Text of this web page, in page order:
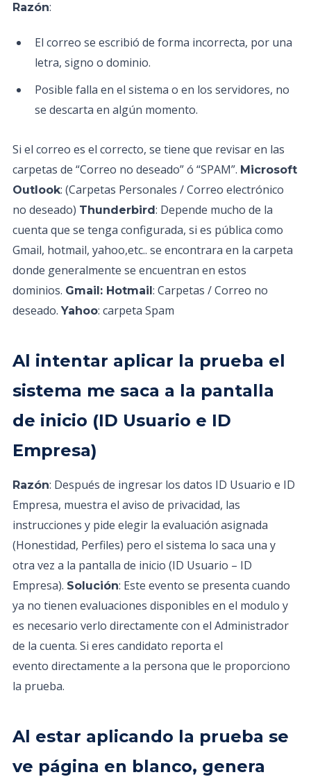
Razón:
El correo se escribió de forma incorrecta, por una
letra, signo o dominio.
Posible falla en el sistema o en los servidores, no
se descarta en algún momento.
Si el correo es el correcto, se tiene que revisar en las
carpetas de “Correo no deseado” ó “SPAM”. Microsoft
Outlook: (Carpetas Personales / Correo electrónico
no deseado) Thunderbird: Depende mucho de la
cuenta que se tenga configurada, si es pública como
Gmail, hotmail, yahoo,etc.. se encontrara en la carpeta
donde generalmente se encuentran en estos
dominios. Gmail: Hotmail: Carpetas / Correo no
deseado. Yahoo: carpeta Spam
Al intentar aplicar la prueba el
sistema me saca a la pantalla
de inicio (ID Usuario e ID
Empresa)
Razón: Después de ingresar los datos ID Usuario e ID
Empresa, muestra el aviso de privacidad, las
instrucciones y pide elegir la evaluación asignada
(Honestidad, Perfiles) pero el sistema lo saca una y
otra vez a la pantalla de inicio (ID Usuario – ID
Empresa). Solución: Este evento se presenta cuando
ya no tienen evaluaciones disponibles en el modulo y
es necesario verlo directamente con el Administrador
de la cuenta. Si eres candidato reporta el
evento directamente a la persona que le proporciono
la prueba.
Al estar aplicando la prueba se
ve página en blanco, genera